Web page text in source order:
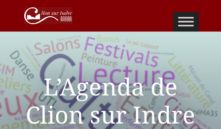
L’Agenda de
Clion sur Indre